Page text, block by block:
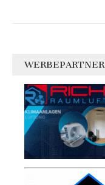
WERBEPARTNER